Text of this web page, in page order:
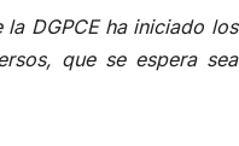
DGPCE ha iniciado los
que se espera sea